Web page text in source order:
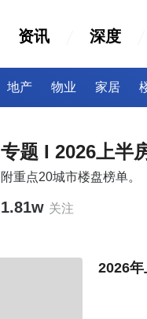
资讯 深度
地产 物业 家居
专题 I 2026上半
附重点20城市楼盘榜单。
1.81w 关注
2026